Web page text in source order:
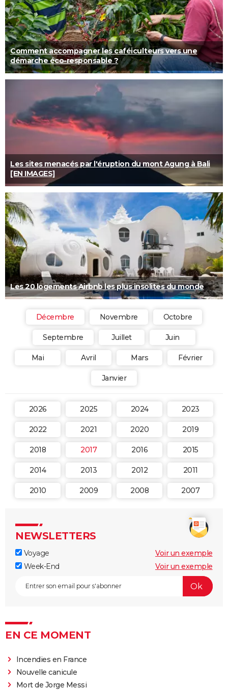
Comment accompagner les caféiculteurs vers une
démarche éco-responsable ?
Les sites menacés par l'éruption du mont Agung à Bali
[EN IMAGES]
Les 20 logements Airbnb les plus insolites du monde
Décembre Novembre Octobre
Septembre Juillet Juin
Mai Avril Mars Février
Janvier
2026 2025 2024 2023
2022 2021 2020 2019
2018 2017 2016 2015
2014 2013 2012 2011
2010 2009 2008 2007
NEWSLETTERS
Voyage
Voir un exemple
Week-End
Voir un exemple
EN CE MOMENT
Incendies en France
Nouvelle canicule
Mort de Jorge Messi